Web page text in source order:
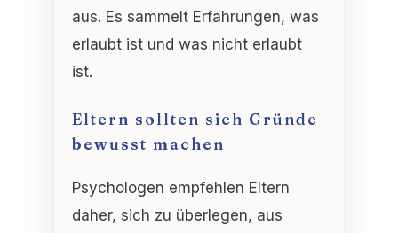
aus. Es sammelt Erfahrungen, was
erlaubt ist und was nicht erlaubt
ist.
Eltern sollten sich Gründe
bewusst machen
Psychologen empfehlen Eltern
daher, sich zu überlegen, aus